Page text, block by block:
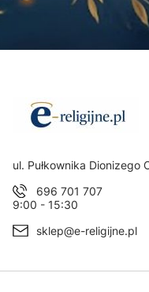
Adres:
ul. Pułkownika Dionizego
696 701 707
9:00 - 15:30
sklep@e-religijne.pl